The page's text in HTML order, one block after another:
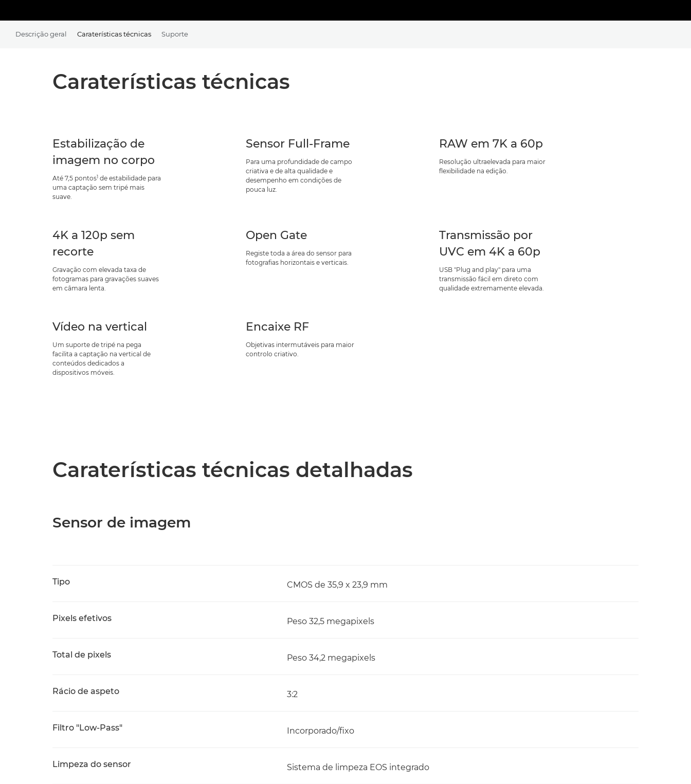
Descrição geral Caraterísticas técnicas Suporte
Caraterísticas técnicas
Estabilização de
imagem no corpo
Até 7,5 pontos1 de estabilidade para
uma captação sem tripé mais
suave.
Sensor Full-Frame
Para uma profundidade de campo
criativa e de alta qualidade e
desempenho em condições de
pouca luz.
RAW em 7K a 60p
Resolução ultraelevada para maior
flexibilidade na edição.
4K a 120p sem
recorte
Gravação com elevada taxa de
fotogramas para gravações suaves
em câmara lenta.
Open Gate
Registe toda a área do sensor para
fotografias horizontais e verticais.
Transmissão por
UVC em 4K a 60p
USB "Plug and play" para uma
transmissão fácil em direto com
qualidade extremamente elevada.
Vídeo na vertical
Um suporte de tripé na pega
facilita a captação na vertical de
conteúdos dedicados a
dispositivos móveis.
Encaixe RF
Objetivas intermutáveis para maior
controlo criativo.
Caraterísticas técnicas detalhadas
Sensor de imagem
Tipo CMOS de 35,9 x 23,9 mm
Pixels efetivos Peso 32,5 megapixels
Total de pixels Peso 34,2 megapixels
Rácio de aspeto 3:2
Filtro "Low-Pass" Incorporado/fixo
Limpeza do sensor Sistema de limpeza EOS integrado